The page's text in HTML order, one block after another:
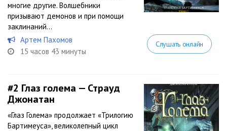
многие другие. Волшебники
призывают демонов и при помощи
заклинаний...
Артем Пахомов
15 часов 43 минуты
Слушать онлайн
#2 Глаз голема — Страуд
Джонатан
«Глаз Голема» продолжает «Трилогию
Бартимеуса», великолепный цикл